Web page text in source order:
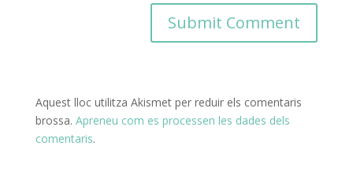
Aquest lloc utilitza Akismet per reduir els comentaris
brossa. Apreneu com es processen les dades dels
comentaris.